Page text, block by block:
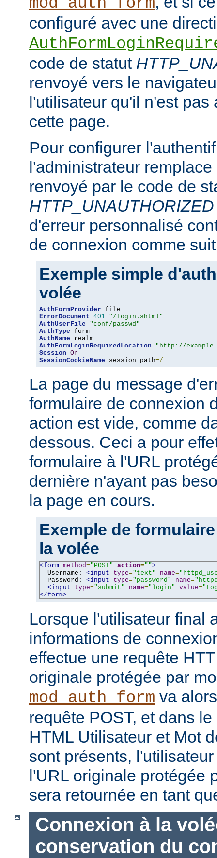
configuré avec une
code de statut
renvoyé vers le
l'utilisateur qu'il n'est pas
cette page.
Pour configurer
l'administrateur
renvoyé par le code de
HTTP_UNAUTHORIZED
d'erreur personnalisé
de connexion comme
Exemple simple
volée
AuthFormProvider
ErrorDocument 401 "/login.shtml"
AuthUserFile
"conf/passwd"
AuthType
AuthName
AuthFormLoginRequiredLocation
"http://
Session On
SessionCookieName session path=/
La page du message
formulaire de connexion
action est vide, comme
dessous. Ceci a pour
formulaire à l'URL
dernière n'ayant pas
la page en cours.
Exemple de
la volée
<form method="POST" action="">
  Username:
<input type="text" name=
  Password:
<input type="password" name=
<input
type="submit" name="login" value=
</form>
Lorsque l'utilisateur final
informations de
effectue une requête
originale protégée par
mod_auth_form va
requête POST, et dans
HTML Utilisateur et Mot
sont présents,
l'URL originale protégée
sera retournée en tant
Connexion à la
conservation du